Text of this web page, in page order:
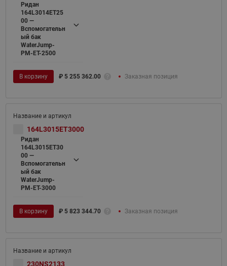
Ридан
164L3014ET25
00 —
Вспомогательн
ый бак
WaterJump-
PM-ET-2500
В корзину ₽ 5 255 362.00 Заказная позиция
164L3015ET3000
Ридан
164L3015ET30
00 —
Вспомогательн
ый бак
WaterJump-
PM-ET-3000
В корзину ₽ 5 823 344.70 Заказная позиция
230NS2133